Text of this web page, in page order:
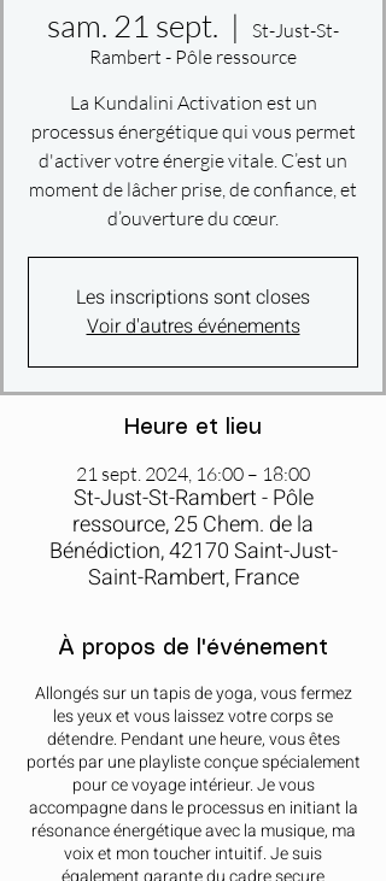
sam. 21 sept.
  |
St-Just-St-
Rambert - Pôle ressource
La Kundalini Activation est un
processus énergétique qui vous permet
d'activer votre énergie vitale. C’est un
moment de lâcher prise, de confiance, et
d’ouverture du cœur.
Les inscriptions sont closes
Voir d'autres événements
Heure et lieu
21 sept. 2024, 16:00 – 18:00
St-Just-St-Rambert - Pôle
ressource, 25 Chem. de la
Bénédiction, 42170 Saint-Just-
Saint-Rambert, France
À propos de l'événement
Allongés sur un tapis de yoga, vous fermez
les yeux et vous laissez votre corps se
détendre. Pendant une heure, vous êtes
portés par une playliste conçue spécialement
pour ce voyage intérieur. Je vous
accompagne dans le processus en initiant la
résonance énergétique avec la musique, ma
voix et mon toucher intuitif. Je suis